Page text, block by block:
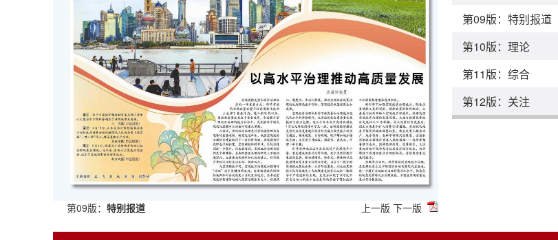
第09版： 特别报道 上一版 下一版
第09版：特别报道
第10版：理论
第11版：综合
第12版：关注